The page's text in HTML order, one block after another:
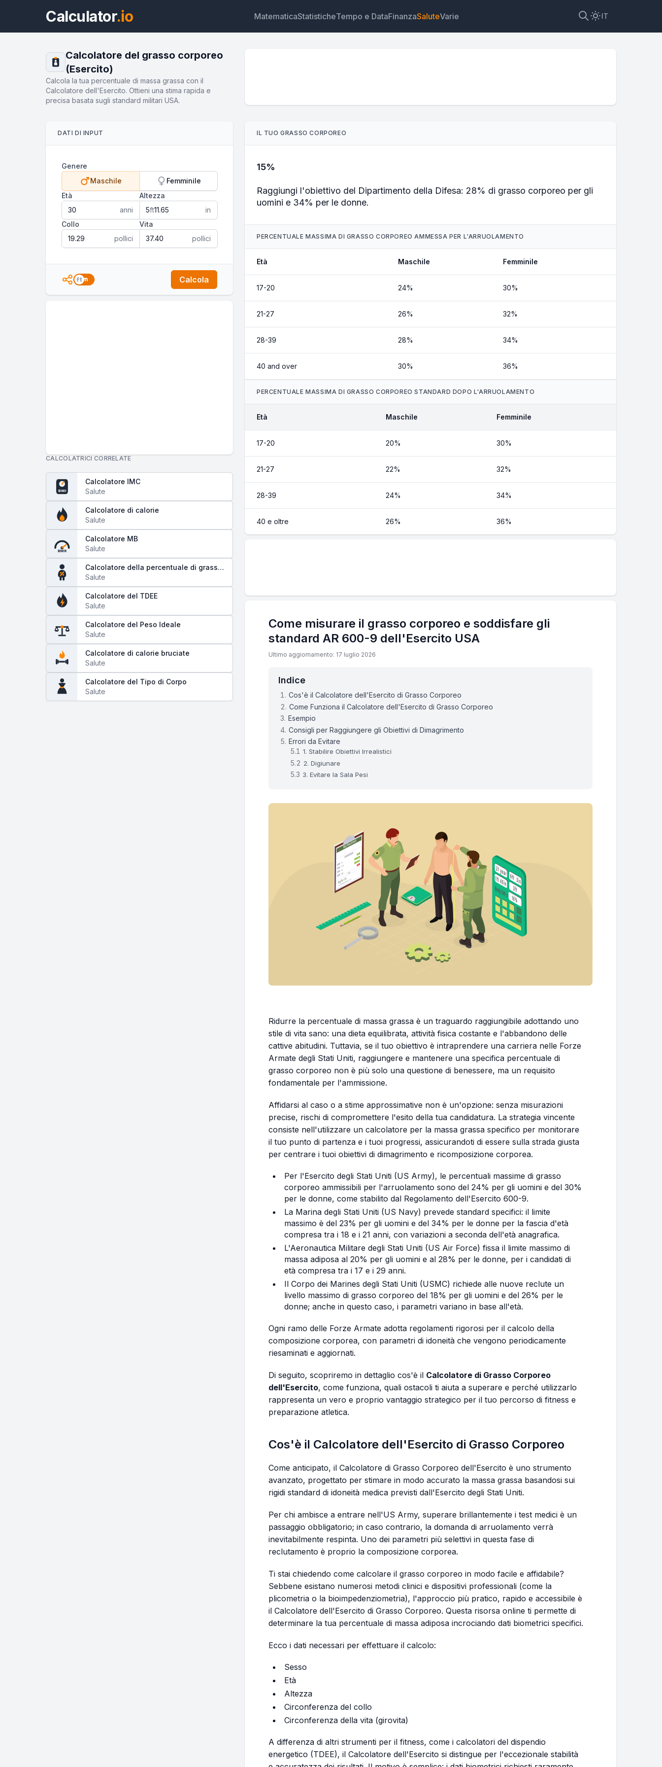
Calculator.io MatematicaStatisticheTempo e DataFinanzaSaluteVarie IT
Calcolatore del grasso corporeo
(Esercito)
Calcola la tua percentuale di massa grassa con il
Calcolatore dell'Esercito. Ottieni una stima rapida e
precisa basata sugli standard militari USA.
DATI DI INPUT
Genere
Maschile
Femminile
Età
anni
Altezza
ft
in
Collo
pollici
Vita
pollici
Calcola
CALCOLATRICI CORRELATE
BMI
Calcolatore IMC
Salute
Calcolatore di calorie
Salute
BMR
Calcolatore MB
Salute
Calcolatore della percentuale di grasso
corporeo
Salute
Calcolatore del TDEE
Salute
Calcolatore del Peso Ideale
Salute
Calcolatore di calorie bruciate
Salute
Calcolatore del Tipo di Corpo
Salute
IL TUO GRASSO CORPOREO
15%
Raggiungi l'obiettivo del Dipartimento della Difesa: 28% di grasso corporeo per gli
uomini e 34% per le donne.
PERCENTUALE MASSIMA DI GRASSO CORPOREO AMMESSA PER L'ARRUOLAMENTO
Età Maschile Femminile
17-20 24% 30%
21-27 26% 32%
28-39 28% 34%
40 and over 30% 36%
PERCENTUALE MASSIMA DI GRASSO CORPOREO STANDARD DOPO L'ARRUOLAMENTO
Età Maschile Femminile
17-20 20% 30%
21-27 22% 32%
28-39 24% 34%
40 e oltre 26% 36%
Come misurare il grasso corporeo e soddisfare gli
standard AR 600-9 dell'Esercito USA
Ultimo aggiornamento: 17 luglio 2026
Indice
Cos'è il Calcolatore dell'Esercito di Grasso Corporeo
Come Funziona il Calcolatore dell'Esercito di Grasso Corporeo
Esempio
Consigli per Raggiungere gli Obiettivi di Dimagrimento
Errori da Evitare
1. Stabilire Obiettivi Irrealistici
2. Digiunare
3. Evitare la Sala Pesi
Ridurre la percentuale di massa grassa è un traguardo raggiungibile adottando uno
stile di vita sano: una dieta equilibrata, attività fisica costante e l'abbandono delle
cattive abitudini. Tuttavia, se il tuo obiettivo è intraprendere una carriera nelle Forze
Armate degli Stati Uniti, raggiungere e mantenere una specifica percentuale di
grasso corporeo non è più solo una questione di benessere, ma un requisito
fondamentale per l'ammissione.
Affidarsi al caso o a stime approssimative non è un'opzione: senza misurazioni
precise, rischi di compromettere l'esito della tua candidatura. La strategia vincente
consiste nell'utilizzare un calcolatore per la massa grassa specifico per monitorare
il tuo punto di partenza e i tuoi progressi, assicurandoti di essere sulla strada giusta
per centrare i tuoi obiettivi di dimagrimento e ricomposizione corporea.
Per l'Esercito degli Stati Uniti (US Army), le percentuali massime di grasso
corporeo ammissibili per l'arruolamento sono del 24% per gli uomini e del 30%
per le donne, come stabilito dal Regolamento dell'Esercito 600-9.
La Marina degli Stati Uniti (US Navy) prevede standard specifici: il limite
massimo è del 23% per gli uomini e del 34% per le donne per la fascia d'età
compresa tra i 18 e i 21 anni, con variazioni a seconda dell'età anagrafica.
L'Aeronautica Militare degli Stati Uniti (US Air Force) fissa il limite massimo di
massa adiposa al 20% per gli uomini e al 28% per le donne, per i candidati di
età compresa tra i 17 e i 29 anni.
Il Corpo dei Marines degli Stati Uniti (USMC) richiede alle nuove reclute un
livello massimo di grasso corporeo del 18% per gli uomini e del 26% per le
donne; anche in questo caso, i parametri variano in base all'età.
Ogni ramo delle Forze Armate adotta regolamenti rigorosi per il calcolo della
composizione corporea, con parametri di idoneità che vengono periodicamente
riesaminati e aggiornati.
Di seguito, scopriremo in dettaglio cos'è il Calcolatore di Grasso Corporeo
dell'Esercito, come funziona, quali ostacoli ti aiuta a superare e perché utilizzarlo
rappresenta un vero e proprio vantaggio strategico per il tuo percorso di fitness e
preparazione atletica.
Cos'è il Calcolatore dell'Esercito di Grasso Corporeo
Come anticipato, il Calcolatore di Grasso Corporeo dell'Esercito è uno strumento
avanzato, progettato per stimare in modo accurato la massa grassa basandosi sui
rigidi standard di idoneità medica previsti dall'Esercito degli Stati Uniti.
Per chi ambisce a entrare nell'US Army, superare brillantemente i test medici è un
passaggio obbligatorio; in caso contrario, la domanda di arruolamento verrà
inevitabilmente respinta. Uno dei parametri più selettivi in questa fase di
reclutamento è proprio la composizione corporea.
Ti stai chiedendo come calcolare il grasso corporeo in modo facile e affidabile?
Sebbene esistano numerosi metodi clinici e dispositivi professionali (come la
plicometria o la bioimpedenziometria), l'approccio più pratico, rapido e accessibile è
il Calcolatore dell'Esercito di Grasso Corporeo. Questa risorsa online ti permette di
determinare la tua percentuale di massa adiposa incrociando dati biometrici specifici.
Ecco i dati necessari per effettuare il calcolo:
Sesso
Età
Altezza
Circonferenza del collo
Circonferenza della vita (girovita)
A differenza di altri strumenti per il fitness, come i calcolatori del dispendio
energetico (TDEE), il Calcolatore dell'Esercito si distingue per l'eccezionale stabilità